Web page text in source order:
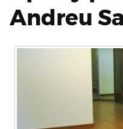
Andreu